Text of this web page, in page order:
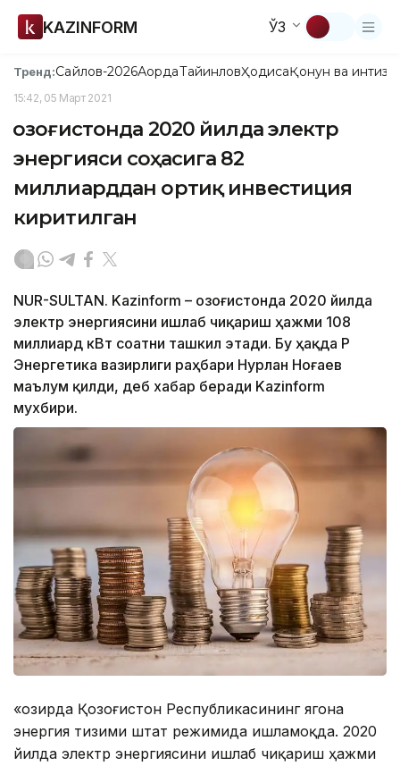
KAZINFORM ЎЗ
Тренд:Сайлов-2026АқордаТайинловҲодисаҚонун ва
15:42, 05 Март 2021
Қозоғистонда 2020 йилда электр
энергияси соҳасига 82
миллиарддан ортиқ инвестиция
киритилган
NUR-SULTAN. Kazinform – Қозоғистонда 2020 йилда
электр энергиясини ишлаб чиқариш ҳажми 108
миллиард кВт соатни ташкил этади. Бу ҳақда ҚР
Энергетика вазирлиги раҳбари Нурлан Ноғаев
маълум қилди, деб хабар беради Kazinform
мухбири.
«Ҳозирда Қозоғистон Республикасининг ягона
энергия тизими штат режимида ишламоқда. 2020
йилда электр энергиясини ишлаб чиқариш ҳажми